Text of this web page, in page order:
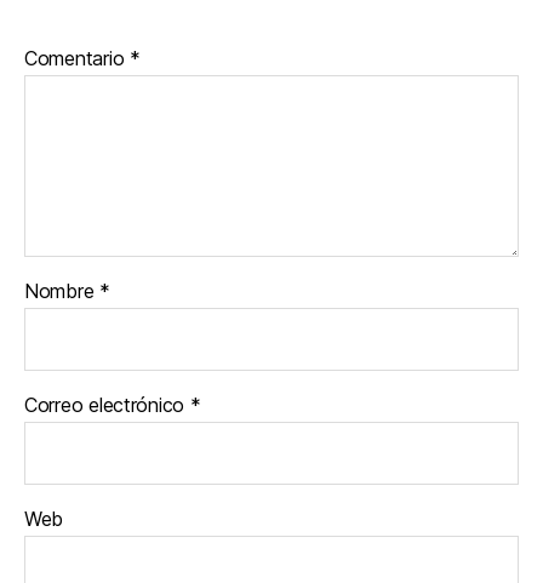
Comentario *
Nombre *
Correo electrónico *
Web